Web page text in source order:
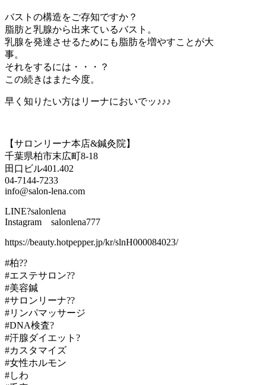
バストの構造をご存知ですか？
脂肪と乳腺から出来ているバスト。
乳腺を発達させるためにも脂肪を増やすことが大
事。
それをするには・・・？
この続きはまた今度。
早く知りたい方はリーナにおいでッ♪♪♪
【サロンリーナ本店&鍼灸院】
千葉県柏市末広町8-18
田口ビル401.402
04-7144-7233
info@salon-lena.com
LINE?salonlena
Instagram salonlena777
https://beauty.hotpepper.jp/kr/slnH000084023/
#柏??
#エステサロン??
#美容鍼
#サロンリーナ??
#リンパマッサージ
#DNA検査?
#汗腺ダイエット?
#カスタマイズ
#女性ホルモン
#しわ